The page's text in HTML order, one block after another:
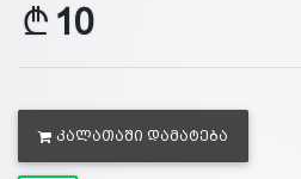
10
ᲙᲐᲚᲐᲗᲐᲨᲘ ᲓᲐᲛᲐᲢᲔᲑᲐ